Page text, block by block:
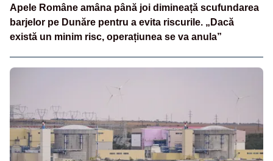
Apele Române amâna până joi dimineață scufundarea
barjelor pe Dunăre pentru a evita riscurile. „Dacă
există un minim risc, operațiunea se va anula”